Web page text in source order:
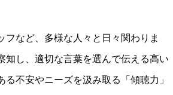
など、多様な人々と日々関わりま
知し、適切な言葉を選んで伝える高い
不安やニーズを汲み取る「傾聴力」